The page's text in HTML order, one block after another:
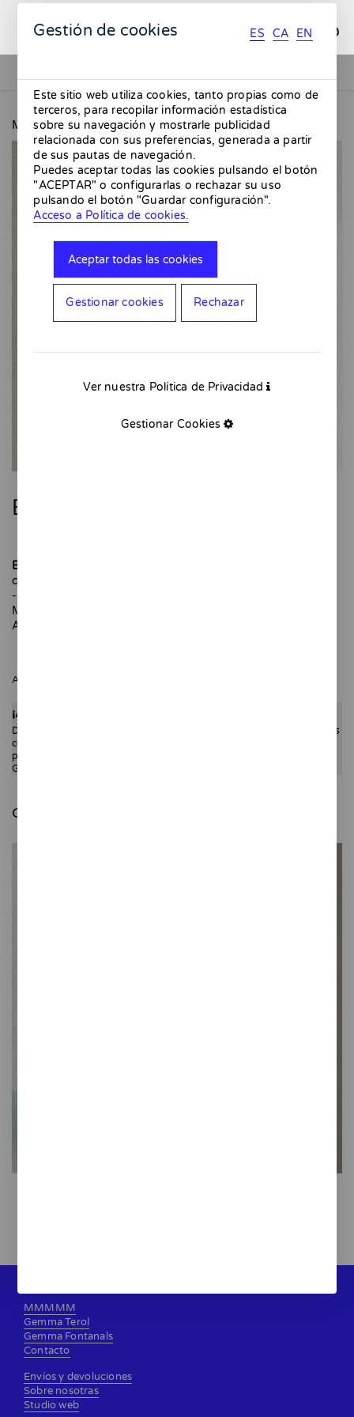
EN
MMMMERCAT Botijo azul y rojo
Botijo azul y rojo
Botijo azul y rojo
cocina o rincón favorito de la casa.
-
Modelado y pintado a mano. Pieza única.
Altura: 9 cm
AGOTADO
¡Atención! ¡Solo envíos hasta el 24 de abril!
Del 26 de abril al 31 de mayo no habrán envíos. Podéis hacer vuestras
compras pero no las recibiréis hasta mayo. Si estáis en Barcelona
podéis pasar por mi estudio, en Biada 6, local 2.
Gracias y disculpad las molestias :)
Quizás te guste también:
Gestión de cookies ES CA EN
Este sitio web utiliza cookies, tanto propias como de
terceros, para recopilar información estadística
sobre su navegación y mostrarle publicidad
relacionada con sus preferencias, generada a partir
de sus pautas de navegación.
Puedes aceptar todas las cookies pulsando el botón
"ACEPTAR" o configurarlas o rechazar su uso
pulsando el botón "Guardar configuración".
Acceso a Política de cookies.
Aceptar todas las cookies
Gestionar cookies Rechazar
Ver nuestra Política de Privacidad
Gestionar Cookies
MMMMM
Gemma Terol
Gemma Fontanals
Contacto
Envíos y devoluciones
Sobre nosotras
Studio web